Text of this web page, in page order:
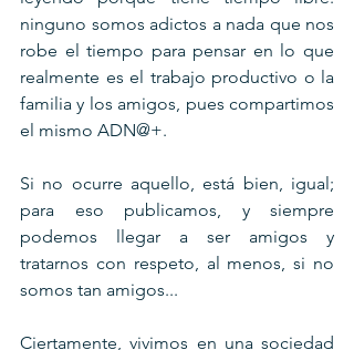
ninguno somos adictos a nada que nos
robe el tiempo para pensar en lo que
realmente es el trabajo productivo o la
familia y los amigos, pues compartimos
el mismo ADN@+.
Si no ocurre aquello, está bien, igual;
para eso publicamos, y siempre
podemos llegar a ser amigos y
tratarnos con respeto, al menos, si no
somos tan amigos...
Ciertamente, vivimos en una sociedad